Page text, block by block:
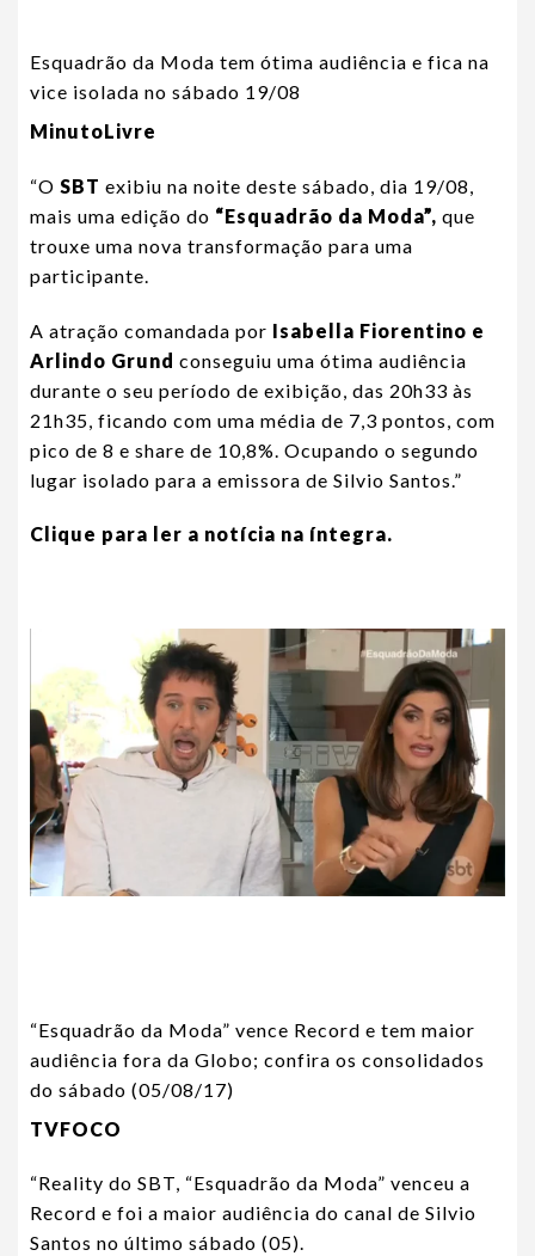
Esquadrão da Moda tem ótima audiência e fica na
vice isolada no sábado 19/08
MinutoLivre
“O SBT exibiu na noite deste sábado, dia 19/08,
mais uma edição do “Esquadrão da Moda”, que
trouxe uma nova transformação para uma
participante.
A atração comandada por Isabella Fiorentino e
Arlindo Grund conseguiu uma ótima audiência
durante o seu período de exibição, das 20h33 às
21h35, ficando com uma média de 7,3 pontos, com
pico de 8 e share de 10,8%. Ocupando o segundo
lugar isolado para a emissora de Silvio Santos.”
Clique para ler a notícia na íntegra.
“Esquadrão da Moda” vence Record e tem maior
audiência fora da Globo; confira os consolidados
do sábado (05/08/17)
TVFOCO
“Reality do SBT, “Esquadrão da Moda” venceu a
Record e foi a maior audiência do canal de Silvio
Santos no último sábado (05).